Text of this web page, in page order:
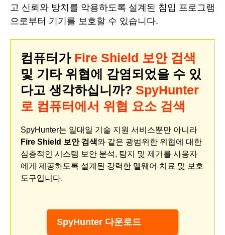
고 신뢰와 방치를 악용하도록 설계된 침입 프로그램
으로부터 기기를 보호할 수 있습니다.
컴퓨터가 Fire Shield 보안 검색
및 기타 위협에 감염되었을 수 있
다고 생각하십니까? SpyHunter
로 컴퓨터에서 위협 요소 검색
SpyHunter는 일대일 기술 지원 서비스뿐만 아니라
Fire Shield 보안 검색와 같은 광범위한 위협에 대한
심층적인 시스템 보안 분석, 탐지 및 제거를 사용자
에게 제공하도록 설계된 강력한 맬웨어 치료 및 보호
도구입니다.
SpyHunter 다운로드